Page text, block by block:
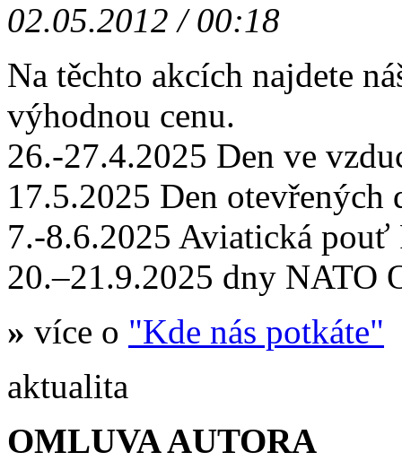
02.05.2012 / 00:18
Na těchto akcích najdete
výhodnou cenu.
26.-27.4.2025 Den ve
17.5.2025 Den
7.-8.6.2025 Aviatická
20.–21.9.2025 dny NATO
» více o "Kde nás potkáte"
aktualita
OMLUVA AUTORA